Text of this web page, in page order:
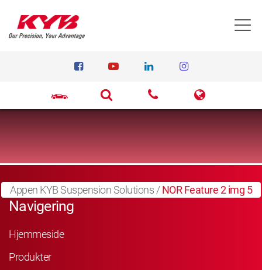
Appen KYB Suspension Solutions /NOR Feature 2 img 5
Navigering
Hjemmeside
Produkter